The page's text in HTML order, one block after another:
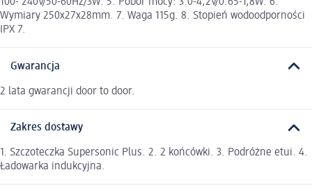
100- 240V/50-60Hz/3W. 5. Pobór mocy: 3.0-4,2V/0.65-1,8W. 6.
Wymiary 250x27x28mm. 7. Waga 115g. 8. Stopień wodoodporności
IPX 7.
Gwarancja
2 lata gwarancji door to door.
Zakres dostawy
1. Szczoteczka Supersonic Plus. 2. 2 końcówki. 3. Podróżne etui. 4.
Ładowarka indukcyjna.